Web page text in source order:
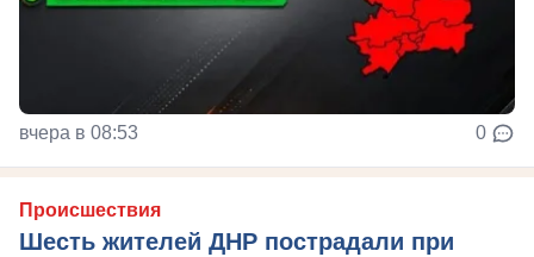
вчера в 08:53 0
Происшествия
Шесть жителей ДНР пострадали при